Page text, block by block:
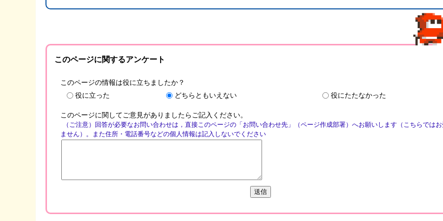
このページに関するアンケート
このページの情報は役に立ちましたか？
役に立った
どちらともいえない 役にたたなかった
このページに関してご意見がありましたらご記入ください。
（ご注意）回答が必要なお問い合わせは，直接このページの「お問い合わせ先」（ページ作成部署）へお願いします（こちらでは
ません）。また住所・電話番号などの個人情報は記入しないでください